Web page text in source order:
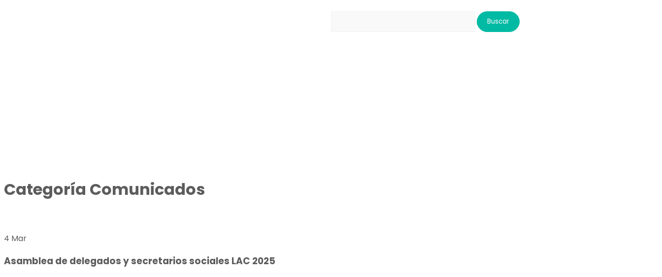
Categoría Comunicados
4 Mar
Asamblea de delegados y secretarios sociales LAC 2025